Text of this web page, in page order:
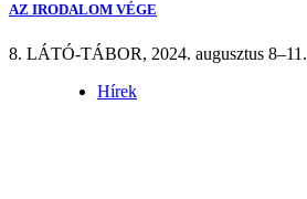
AZ IRODALOM VÉGE
8. LÁTÓ-TÁBOR, 2024. augusztus 8–11.
Hírek